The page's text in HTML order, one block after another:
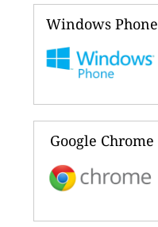
Windows Phone
Google Chrome